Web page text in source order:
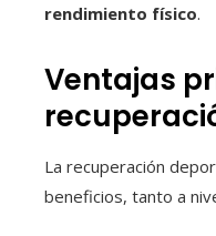
rendimiento físico.
Ventajas
La recuperación
beneficios, tanto a